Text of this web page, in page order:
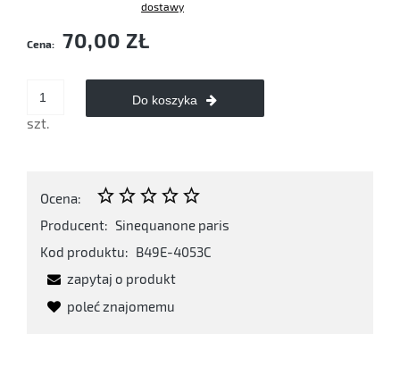
dostawy
Cena: 70,00 ZŁ
szt.
Do koszyka
Ocena:
Producent: Sinequanone paris
Kod produktu: B49E-4053C
zapytaj o produkt
poleć znajomemu